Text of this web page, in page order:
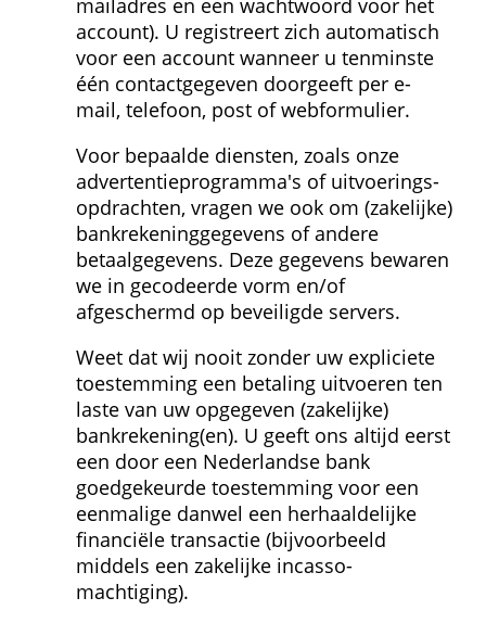
mailadres en een wachtwoord voor het
account). U registreert zich automatisch
voor een account wanneer u tenminste
één contactgegeven doorgeeft per e-
mail, telefoon, post of webformulier.
Voor bepaalde diensten, zoals onze
advertentieprogramma's of uitvoerings­
opdrachten, vragen we ook om (zakelijke)
bank­rekeninggegevens of andere
betaalgegevens. Deze gegevens bewaren
we in gecodeerde vorm en/of
afgeschermd op beveiligde servers.
Weet dat wij nooit zonder uw expliciete
toestemming een betaling uitvoeren ten
laste van uw opgegeven (zakelijke)
bankrekening(en). U geeft ons altijd eerst
een door een Nederlandse bank
goedgekeurde toestemming voor een
eenmalige danwel een herhaaldelijke
financiële transactie (bijvoorbeeld
middels een zakelijke incasso­
machtiging).